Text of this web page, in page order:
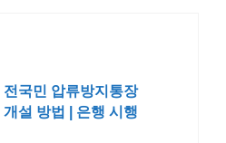
전국민 압류방지통장
개설 방법 | 은행 시행